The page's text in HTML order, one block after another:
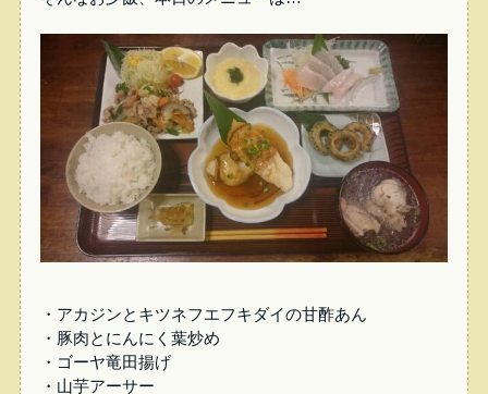
・アカジンとキツネフエフキダイの甘酢あん
・豚肉とにんにく葉炒め
・ゴーヤ竜田揚げ
・山芋アーサー